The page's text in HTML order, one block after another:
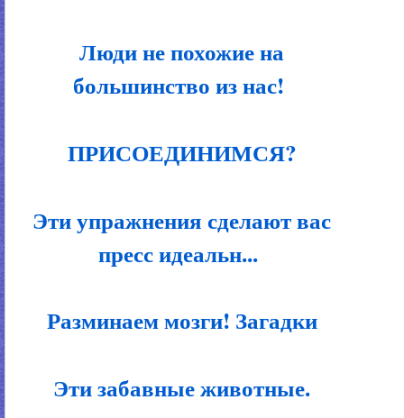
Люди не похожие на
большинство из нас!
ПРИСОЕДИНИМСЯ?
Эти упражнения сделают вас
пресс идеальн...
Разминаем мозги! Загадки
Эти забавные животные.